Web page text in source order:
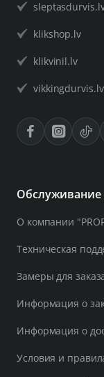
klikshop.lv
klikvinil.lv
vikkingdurvis.lv
Обслуживание
О компании
Техническая
Замеры для
Информация о
Информация о
Условия и